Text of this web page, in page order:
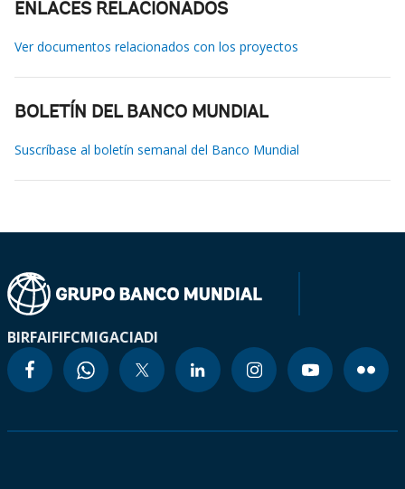
ENLACES RELACIONADOS
Ver documentos relacionados con los proyectos
BOLETÍN DEL BANCO MUNDIAL
Suscríbase al boletín semanal del Banco Mundial
BIRFAIFIFCMIGACIADI